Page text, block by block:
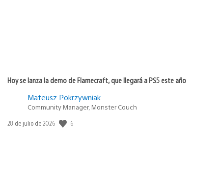
Hoy se lanza la demo de Flamecraft, que llegará a PS5 este año
Mateusz Pokrzywniak
Community Manager, Monster Couch
Fecha
28 de julio de 2026 6